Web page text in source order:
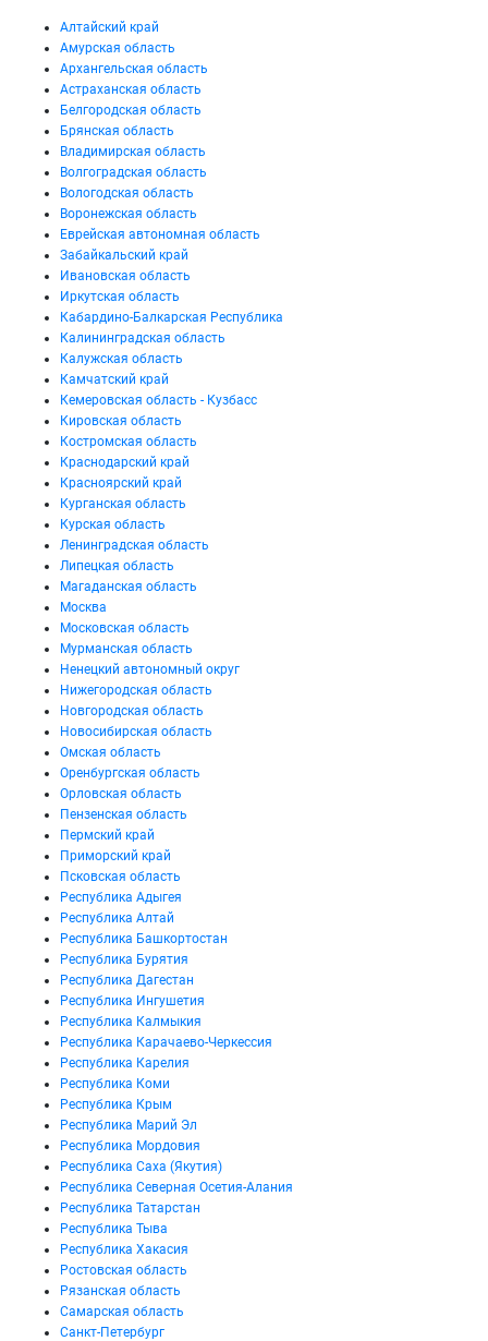
Алтайский край
Амурская область
Архангельская область
Астраханская область
Белгородская область
Брянская область
Владимирская область
Волгоградская область
Вологодская область
Воронежская область
Еврейская автономная область
Забайкальский край
Ивановская область
Иркутская область
Кабардино-Балкарская Республика
Калининградская область
Калужская область
Камчатский край
Кемеровская область - Кузбасс
Кировская область
Костромская область
Краснодарский край
Красноярский край
Курганская область
Курская область
Ленинградская область
Липецкая область
Магаданская область
Москва
Московская область
Мурманская область
Ненецкий автономный округ
Нижегородская область
Новгородская область
Новосибирская область
Омская область
Оренбургская область
Орловская область
Пензенская область
Пермский край
Приморский край
Псковская область
Республика Адыгея
Республика Алтай
Республика Башкортостан
Республика Бурятия
Республика Дагестан
Республика Ингушетия
Республика Калмыкия
Республика Карачаево-Черкессия
Республика Карелия
Республика Коми
Республика Крым
Республика Марий Эл
Республика Мордовия
Республика Саха (Якутия)
Республика Северная Осетия-Алания
Республика Татарстан
Республика Тыва
Республика Хакасия
Ростовская область
Рязанская область
Самарская область
Санкт-Петербург